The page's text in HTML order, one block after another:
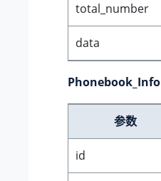
total_number
data
Phonebook_Info
参数
id